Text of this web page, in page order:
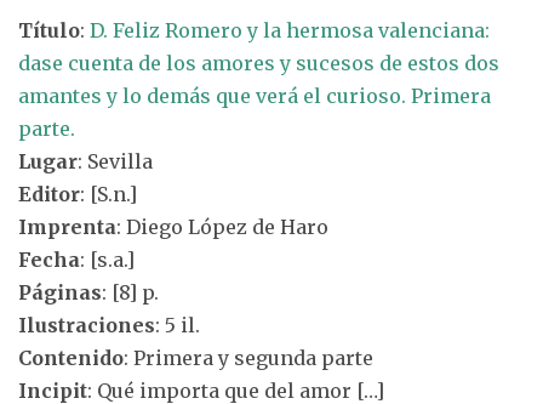
Título: D. Feliz Romero y la hermosa valenciana:
dase cuenta de los amores y sucesos de estos dos
amantes y lo demás que verá el curioso. Primera
parte.
Lugar: Sevilla
Editor: [S.n.]
Imprenta: Diego López de Haro
Fecha: [s.a.]
Páginas: [8] p.
Ilustraciones: 5 il.
Contenido: Primera y segunda parte
Incipit: Qué importa que del amor […]